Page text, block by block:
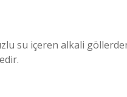
su içeren alkali